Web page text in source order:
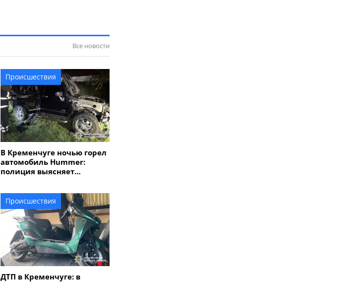
Все новости
Происшествия
В Кременчуге ночью горел
автомобиль Hummer:
полиция выясняет
Происшествия
ДТП в Кременчуге: в